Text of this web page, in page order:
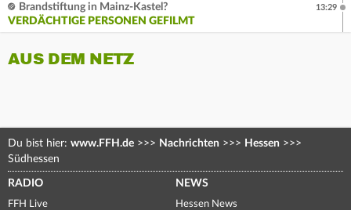
Brandstiftung in Mainz-Kastel?
VERDÄCHTIGE PERSONEN GEFILMT
13:29
AUS DEM NETZ
Du bist hier: www.FFH.de >>> Nachrichten >>> Hessen >>>
Südhessen
RADIO
FFH Live
NEWS
Hessen News